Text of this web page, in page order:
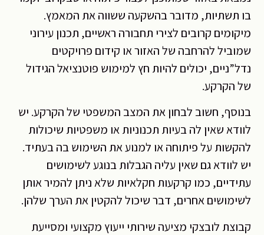
בו תשתיות, מדובר בהשקעה ששווה את המאמץ.
מיקומים קרובים לצירי תחבורה ראשיים, תכנון עירוני
שמוביל להרחבה של האזור או קידום פרויקטים
נדל”ניים, יכולים להיות חץ למימוש פוטנציאל הגידול
של הקרקע.
בנוסף, חשוב לבחון את המצב המשפטי של הקרקע. יש
לוודא שאין לה בעיות תכנוניות או משפטיות שיכולות
להקשות על פיתוחה או למנוע את השימוש בה בעתיד.
יש לוודא גם שאין עליה הגבלות בנוגע לשימושים
עתידיים, כמו קרקעות חקלאיות שלא ניתן להמיר אותן
לשימושים אחרים, דבר שיכול להקטין את הערך שלהן.
קבוצת לובצקי מציעה שירותי ייעוץ מקצועי ומסייעת